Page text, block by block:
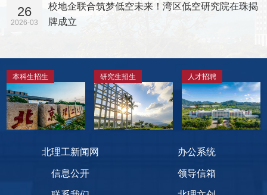
26
2026-03
校地企联合筑梦低空未来！湾区低空研究院在珠揭
牌成立
本科生招生 研究生招生 人才招聘
北理工新闻网 办公系统
信息公开 领导信箱